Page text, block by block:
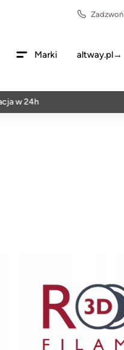
Zadzwoń
Marki altway.pl→